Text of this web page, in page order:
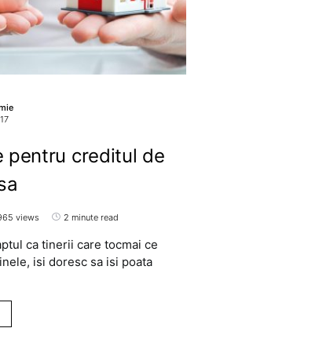
pentru creditul de
views 2 minute read
ca tinerii care tocmai ce
isi doresc sa isi poata